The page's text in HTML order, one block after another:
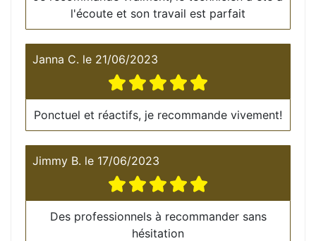
l'écoute et son travail est parfait
Janna C. le 21/06/2023
Ponctuel et réactifs, je recommande vivement!
Jimmy B. le 17/06/2023
Des professionnels à recommander sans
hésitation